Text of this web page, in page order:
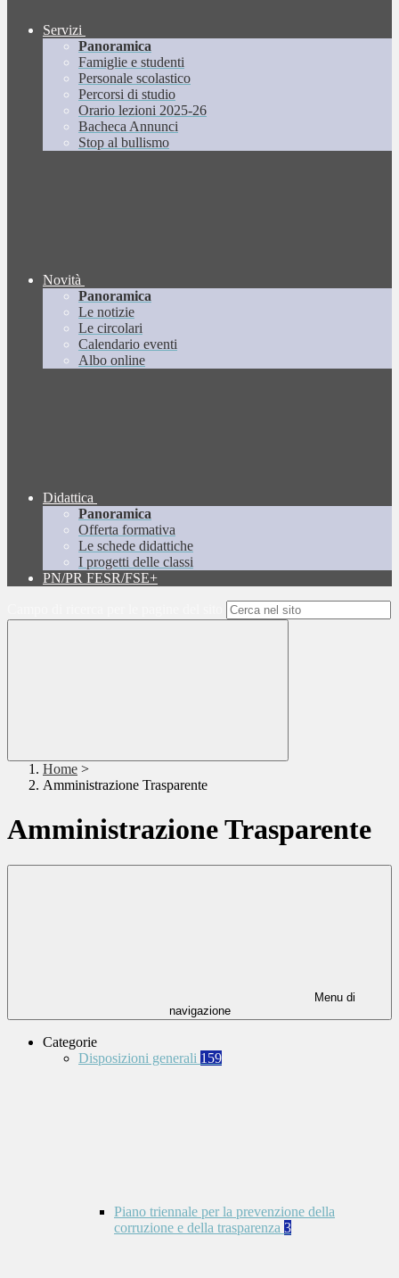
Servizi
Panoramica
Famiglie e studenti
Personale scolastico
Percorsi di studio
Orario lezioni 2025-26
Bacheca Annunci
Stop al bullismo
Novità
Panoramica
Le notizie
Le circolari
Calendario eventi
Albo online
Didattica
Panoramica
Offerta formativa
Le schede didattiche
I progetti delle classi
PN/PR FESR/FSE+
Home >
Amministrazione Trasparente
Amministrazione Trasparente
Menu di
navigazione
Categorie
Disposizioni generali 159
Piano triennale per la prevenzione della
corruzione e della trasparenza 3